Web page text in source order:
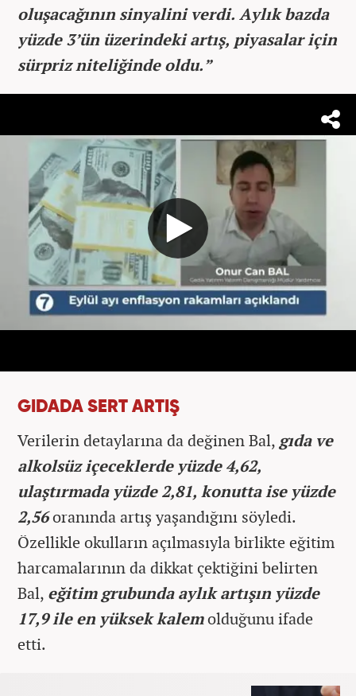
oluşacağının sinyalini verdi. Aylık bazda
yüzde 3’ün üzerindeki artış, piyasalar için
sürpriz niteliğinde oldu.”
GIDADA SERT ARTIŞ
Verilerin detaylarına da değinen Bal, gıda ve
alkolsüz içeceklerde yüzde 4,62,
ulaştırmada yüzde 2,81, konutta ise yüzde
2,56oranında artış yaşandığını söyledi.
Özellikle okulların açılmasıyla birlikte eğitim
harcamalarının da dikkat çektiğini belirten
Bal, eğitim grubunda aylık artışın yüzde
17,9 ile en yüksek kalemolduğunu ifade
etti.